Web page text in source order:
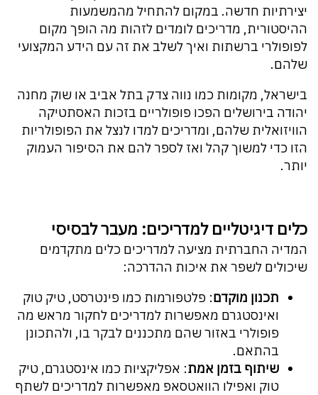
יצירתיות חדשה. במקום להתחיל מהמשמעות
ההיסטורית, מדריכים לומדים לזהות מה הופך מקום
לפופולרי ברשתות ואיך לשלב את זה עם הידע המקצועי
שלהם.
בישראל, מקומות כמו נווה צדק בתל אביב או שוק מחנה
יהודה בירושלים הפכו פופולריים בזכות האסתטיקה
הוויזואלית שלהם, ומדריכים למדו לנצל את הפופולריות
הזו כדי למשוך קהל ואז לספר להם את הסיפור העמוק
יותר.
כלים דיגיטליים למדריכים: מעבר לבסיסי
המדיה החברתית מציעה למדריכים כלים מתקדמים
שיכולים לשפר את איכות ההדרכה:
תכנון מוקדם: פלטפורמות כמו פינטרסט, טיק טוק
ואינסטגרם מאפשרות למדריכים לחקור מראש מה
פופולרי באזור שהם מתכננים לבקר בו, ולהתכונן
בהתאם.
שיתוף בזמן אמת: אפליקציות כמו אינסטגרם, טיק
טוק ואפילו הוואטסאפ מאפשרות למדריכים לשתף